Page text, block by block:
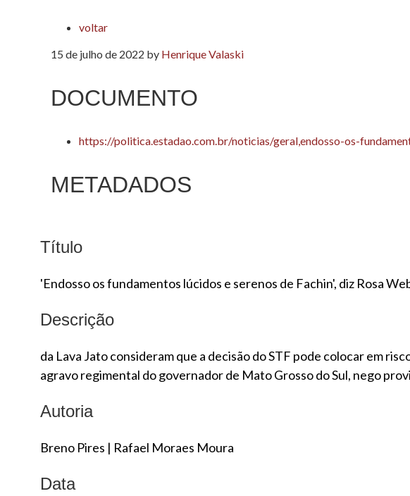
voltar
15 de julho de 2022 by Henrique Valaski
DOCUMENTO
https://politica.estadao.com.br/noticias/geral,endosso-os-
METADADOS
Título
'Endosso os fundamentos lúcidos e serenos de Fachin', diz Rosa
Descrição
da Lava Jato consideram que a decisão do STF pode colocar em
agravo regimental do governador de Mato Grosso do Sul, nego
Autoria
Breno Pires | Rafael Moraes Moura
Data